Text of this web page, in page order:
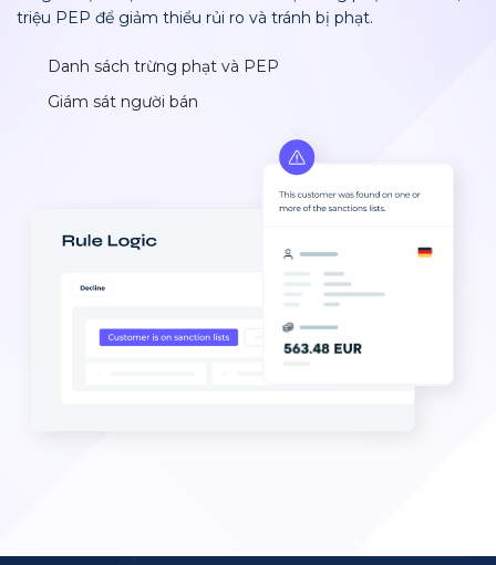
triệu PEP để giảm thiểu rủi ro và tránh bị phạt.
Danh sách trừng phạt và PEP
Giám sát người bán